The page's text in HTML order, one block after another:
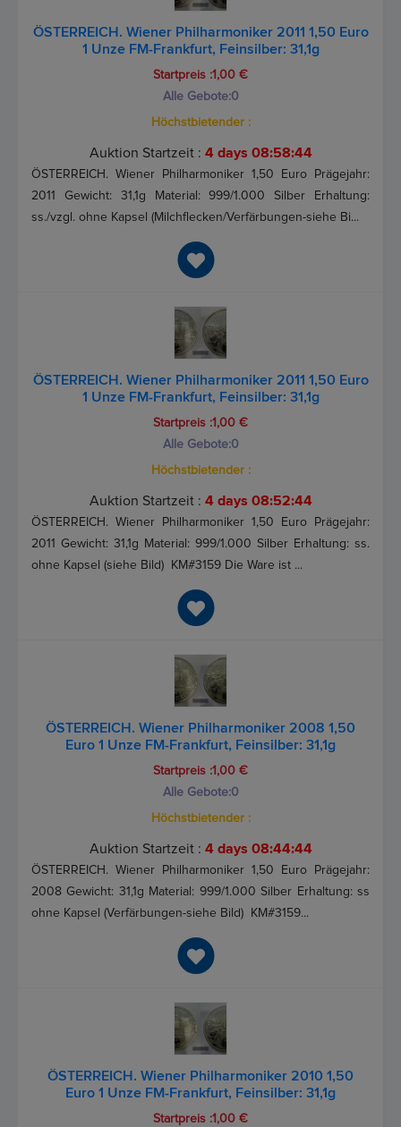
ÖSTERREICH. Wiener Philharmoniker 2011 1,50 Euro
1 Unze FM-Frankfurt, Feinsilber: 31,1g
Startpreis :1,00 €
Alle Gebote:0
Höchstbietender :
Auktion Startzeit : 4 days 08:58:44
ÖSTERREICH. Wiener Philharmoniker 1,50 Euro Prägejahr:
2011 Gewicht: 31,1g Material: 999/1.000 Silber Erhaltung:
ss./vzgl. ohne Kapsel (Milchflecken/Verfärbungen-siehe Bi...
ÖSTERREICH. Wiener Philharmoniker 2011 1,50 Euro
1 Unze FM-Frankfurt, Feinsilber: 31,1g
Startpreis :1,00 €
Alle Gebote:0
Höchstbietender :
Auktion Startzeit : 4 days 08:52:44
ÖSTERREICH. Wiener Philharmoniker 1,50 Euro Prägejahr:
2011 Gewicht: 31,1g Material: 999/1.000 Silber Erhaltung: ss.
ohne Kapsel (siehe Bild) KM#3159 Die Ware ist ...
ÖSTERREICH. Wiener Philharmoniker 2008 1,50
Euro 1 Unze FM-Frankfurt, Feinsilber: 31,1g
Startpreis :1,00 €
Alle Gebote:0
Höchstbietender :
Auktion Startzeit : 4 days 08:44:44
ÖSTERREICH. Wiener Philharmoniker 1,50 Euro Prägejahr:
2008 Gewicht: 31,1g Material: 999/1.000 Silber Erhaltung: ss
ohne Kapsel (Verfärbungen-siehe Bild) KM#3159...
ÖSTERREICH. Wiener Philharmoniker 2010 1,50
Euro 1 Unze FM-Frankfurt, Feinsilber: 31,1g
Startpreis :1,00 €